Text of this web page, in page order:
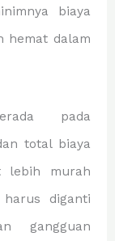
biaya
hemat dalam
pada
total biaya
lebih murah
diganti
gangguan